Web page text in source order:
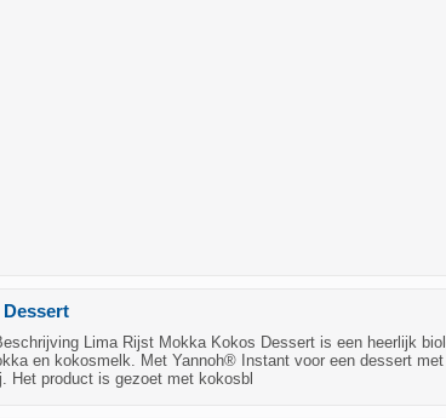
Lima Rijst Mokka Kokos Dessert is een heerlijk
en kokosmelk. Met Yannoh® Instant voor een dessert met
Het product is gezoet met kokosbl